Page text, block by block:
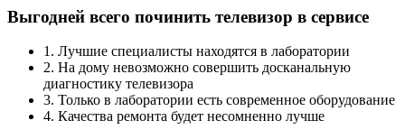
Выгодней всего починить телевизор в сервисе
1. Лучшие специалисты находятся в лаборатории
2. На дому невозможно совершить досканальную
диагностику телевизора
3. Только в лаборатории есть современное оборудование
4. Качества ремонта будет несомненно лучше